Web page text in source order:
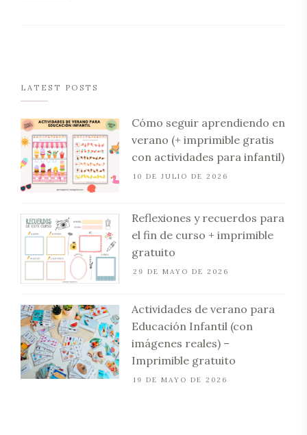
LATEST POSTS
Cómo seguir aprendiendo en
verano (+ imprimible gratis
con actividades para infantil)
10 DE JULIO DE 2026
Reflexiones y recuerdos para
el fin de curso + imprimible
gratuito
29 DE MAYO DE 2026
Actividades de verano para
Educación Infantil (con
imágenes reales) –
Imprimible gratuito
19 DE MAYO DE 2026